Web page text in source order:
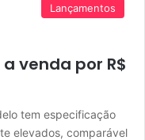
Lançamentos
venda por R$
tem especificação
elevados, comparável